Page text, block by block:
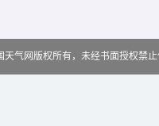
天气网版权所有，未经书面授权